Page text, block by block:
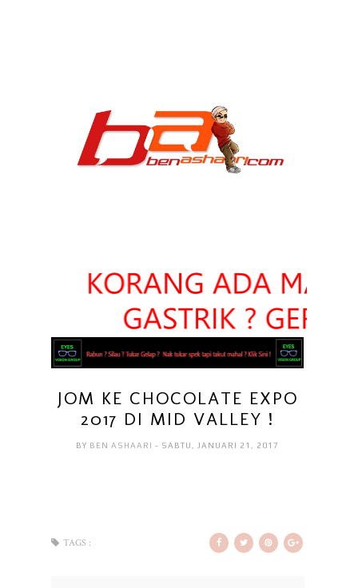
JOM KE CHOCOLATE EXPO
2017 DI MID VALLEY !
BY BEN ASHAARI- SABTU, JANUARI 21, 2017
TAGS :